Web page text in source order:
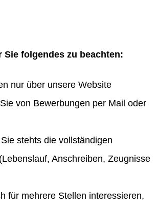
Sie folgendes zu beachten:
nur über unsere Website
von Bewerbungen per Mail oder
stehts die vollständigen
Anschreiben, Zeugnisse
für mehrere Stellen interessieren,